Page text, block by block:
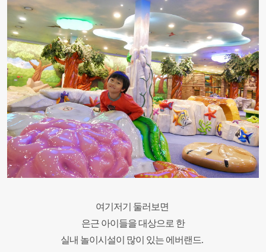
여기저기 둘러보면
은근 아이들을 대상으로 한
실내 놀이시설이 많이 있는 에버랜드.